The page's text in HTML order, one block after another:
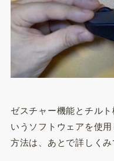
ゼスチャー機能とチル
いうソフトウェアを使
方法は、あとで詳しくみ